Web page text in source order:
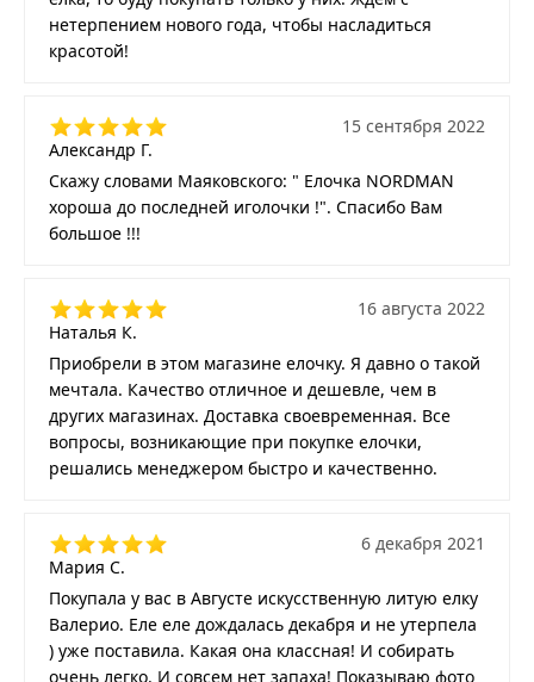
нетерпением нового года, чтобы насладиться
красотой!
Александр Г.
15 сентября 2022
Скажу словами Маяковского: " Елочка NORDMAN
хороша до последней иголочки !". Спасибо Вам
большое !!!
Наталья К.
16 августа 2022
Приобрели в этом магазине елочку. Я давно о такой
мечтала. Качество отличное и дешевле, чем в
других магазинах. Доставка своевременная. Все
вопросы, возникающие при покупке елочки,
решались менеджером быстро и качественно.
Мария С.
6 декабря 2021
Покупала у вас в Августе искусственную литую елку
Валерио. Еле еле дождалась декабря и не утерпела
) уже поставила. Какая она классная! И собирать
очень легко. И совсем нет запаха! Показываю фото